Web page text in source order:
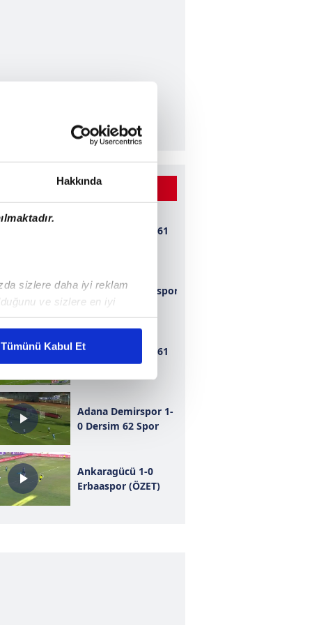
Hakkında
sizlere daha iyi reklam
ve sizlere en iyi
karşılamak
kullanılmaktadır. Bu
sunulması
ve sizlere yönelik
detaylı bilgi için Ayarlar
Tümünü Kabul Et
BEĞENİLEN VİDEOLAR
Bursaspor 1-0 1461
Kahramanmaraşspor
2-0 Konyaspor
Bursaspor 1-1 1461
Trabzon
Adana Demirspor 1-
0 Dersim 62 Spor
Ankaragücü 1-0
Erbaaspor (ÖZET)